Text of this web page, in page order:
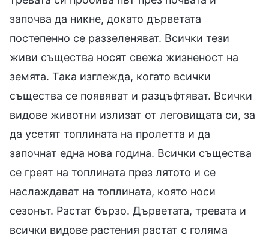
започва да никне, докато дърветата
постепенно се раззеленяват. Всички тези
живи същества носят свежа жизненост на
земята. Така изглежда, когато всички
същества се появяват и разцъфтяват. Всички
видове животни излизат от леговищата си, за
да усетят топлината на пролетта и да
започнат една нова година. Всички същества
се греят на топлината през лятото и се
наслаждават на топлината, която носи
сезонът. Растат бързо. Дърветата, тревата и
всички видове растения растат с голяма